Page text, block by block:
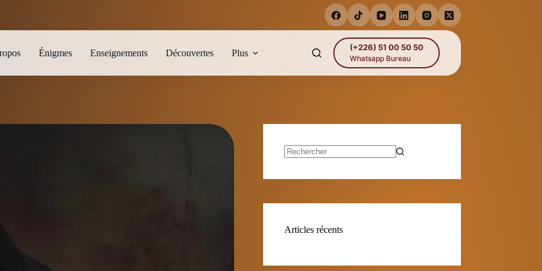
Énigmes Enseignements Découvertes Plus
(+226) 51 00 50 50
Whatsapp Bureau
Articles récents